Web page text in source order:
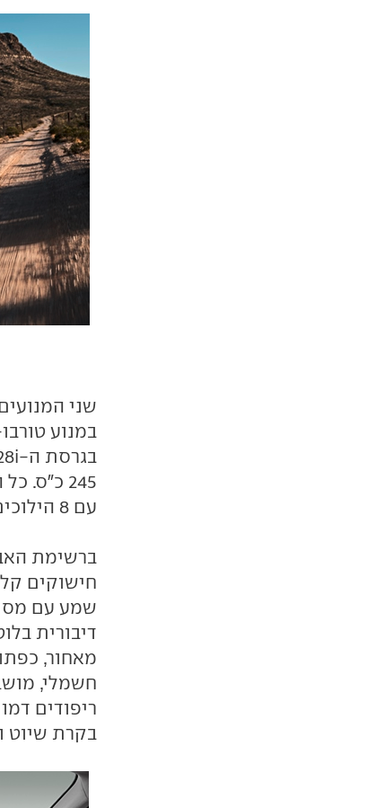
245
עם 8 הילוכים.
ברשימת
דיבורית
מאחור,
חשמלי,
ריפודים
בקרת שיוט